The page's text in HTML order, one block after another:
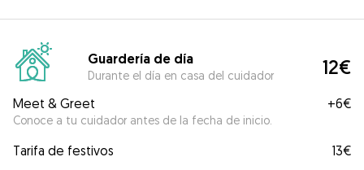
Guardería de día
Durante el día en casa del cuidador 12€
Meet & Greet
Conoce a tu cuidador antes de la fecha de inicio.
+6€
Tarifa de festivos
13€